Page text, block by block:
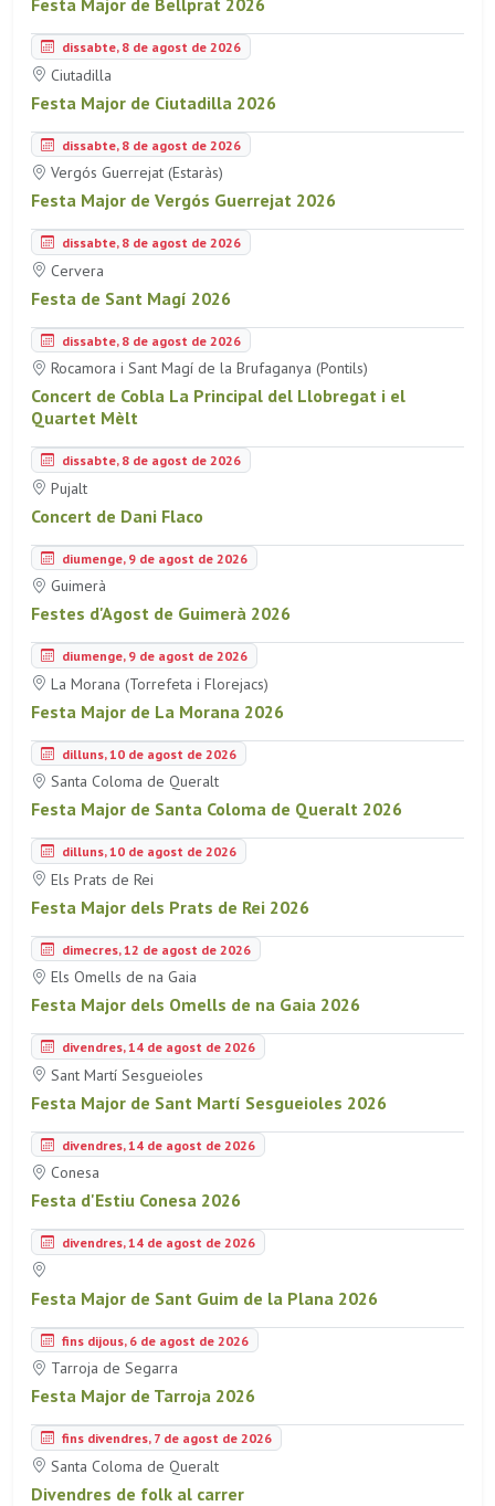
Festa Major de Bellprat 2026
dissabte, 8 de agost de 2026
Ciutadilla
Festa Major de Ciutadilla 2026
dissabte, 8 de agost de 2026
Vergós Guerrejat (Estaràs)
Festa Major de Vergós Guerrejat 2026
dissabte, 8 de agost de 2026
Cervera
Festa de Sant Magí 2026
dissabte, 8 de agost de 2026
Rocamora i Sant Magí de la Brufaganya (Pontils)
Concert de Cobla La Principal del Llobregat i el
Quartet Mèlt
dissabte, 8 de agost de 2026
Pujalt
Concert de Dani Flaco
diumenge, 9 de agost de 2026
Guimerà
Festes d'Agost de Guimerà 2026
diumenge, 9 de agost de 2026
La Morana (Torrefeta i Florejacs)
Festa Major de La Morana 2026
dilluns, 10 de agost de 2026
Santa Coloma de Queralt
Festa Major de Santa Coloma de Queralt 2026
dilluns, 10 de agost de 2026
Els Prats de Rei
Festa Major dels Prats de Rei 2026
dimecres, 12 de agost de 2026
Els Omells de na Gaia
Festa Major dels Omells de na Gaia 2026
divendres, 14 de agost de 2026
Sant Martí Sesgueioles
Festa Major de Sant Martí Sesgueioles 2026
divendres, 14 de agost de 2026
Conesa
Festa d'Estiu Conesa 2026
divendres, 14 de agost de 2026
Festa Major de Sant Guim de la Plana 2026
fins dijous, 6 de agost de 2026
Tarroja de Segarra
Festa Major de Tarroja 2026
fins divendres, 7 de agost de 2026
Santa Coloma de Queralt
Divendres de folk al carrer